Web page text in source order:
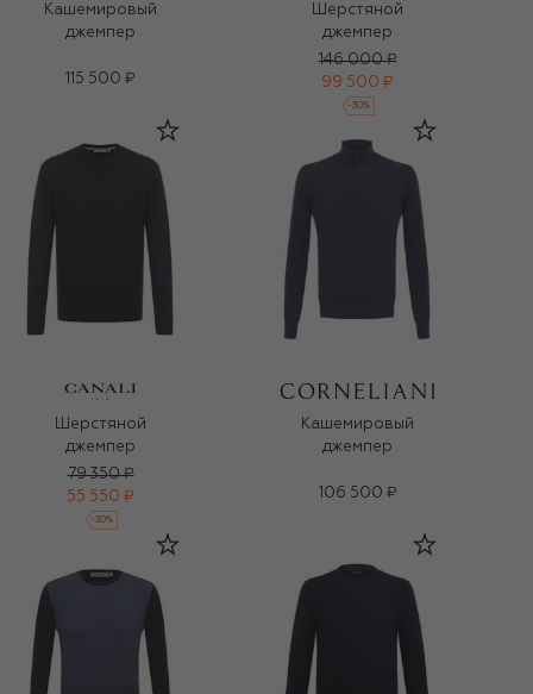
Кашемировый
джемпер
115 500 ₽
Шерстяной
джемпер
146 000 ₽
99 500 ₽
-30%
Шерстяной
джемпер
79 350 ₽
55 550 ₽
-30%
Кашемировый
джемпер
106 500 ₽